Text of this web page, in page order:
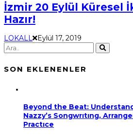
İzmir 20 Eylül Küresel
Hazır!
LOKALL Eylül 17, 2019
SON EKLENENLER
Beyond the Beat:
Nazzy’s Songwrıtıng,
Practıce